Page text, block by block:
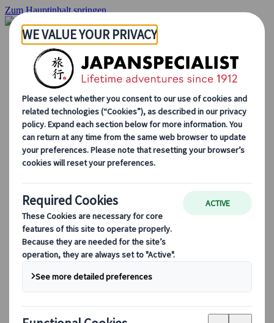
Zum Hauptinhalt springen
Startseite
Rundreisen
Individuelle Reisen
Gruppenreisen
Selbstfahrerreisen
Ausflüge
Maßgeschneiderte Gruppenreisen
Japan Rail Pass
Wie wir arbeiten
Über uns
Treffen Sie unser Team
Werden Sie Teil unseres Teams
Saisonale Reisetipps
Highlights des Reiseziels
Kulturelle Einblicke
Kulinarische Erlebnisse
Entdecke Japan mit dem Zug
Häufig gestellte Fragen
Wichtige Informationen
Etikette in Japan
Autofahren in Japan
Bei uns buchen
Japan Rail Pass
Unterkunft
Online-Beratung